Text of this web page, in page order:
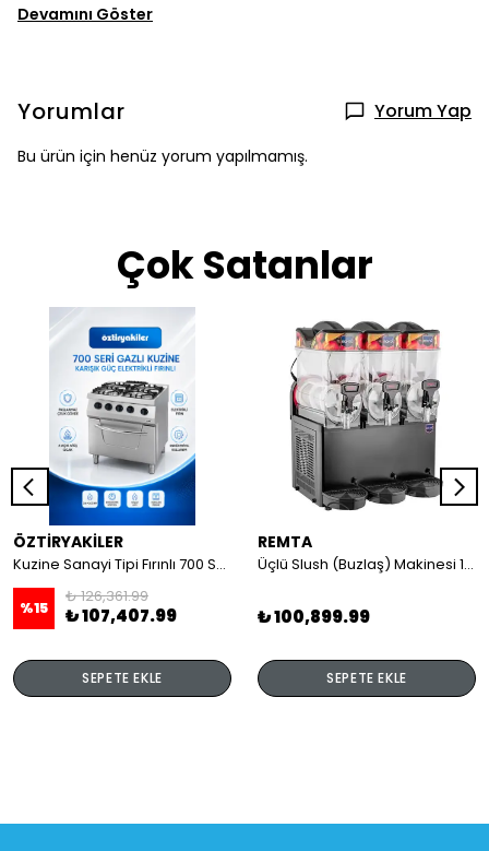
Devamını Göster
Yorumlar Yorum Yap
Bu ürün için henüz yorum yapılmamış.
Çok Satanlar
ÖZTİRYAKİLER
Kuzine Sanayi Tipi Fırınlı 700 Seri Gazlı 4 Açık Ateş 80x70x85 (Lp)-2X6Kw+2X7,5Kw+6Kw Elektrikli Fırın
%15
₺ 126,361.99
₺ 107,407.99
SEPETE EKLE
REMTA
Üçlü Slush (Buzlaş) Makinesi 12+12+12 lt
₺ 100,899.99
SEPETE EKLE